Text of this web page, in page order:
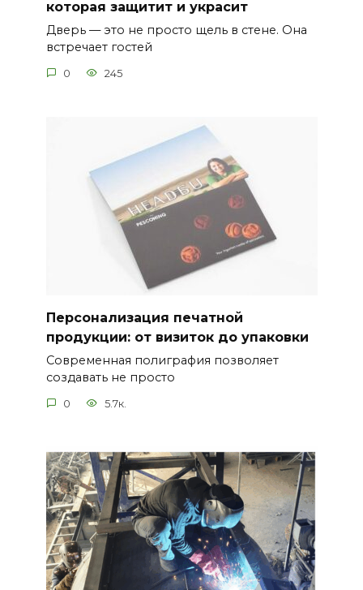
которая защитит и украсит
Дверь — это не просто щель в стене. Она
встречает гостей
0 245
Персонализация печатной
продукции: от визиток до упаковки
Современная полиграфия позволяет
создавать не просто
0 5.7к.